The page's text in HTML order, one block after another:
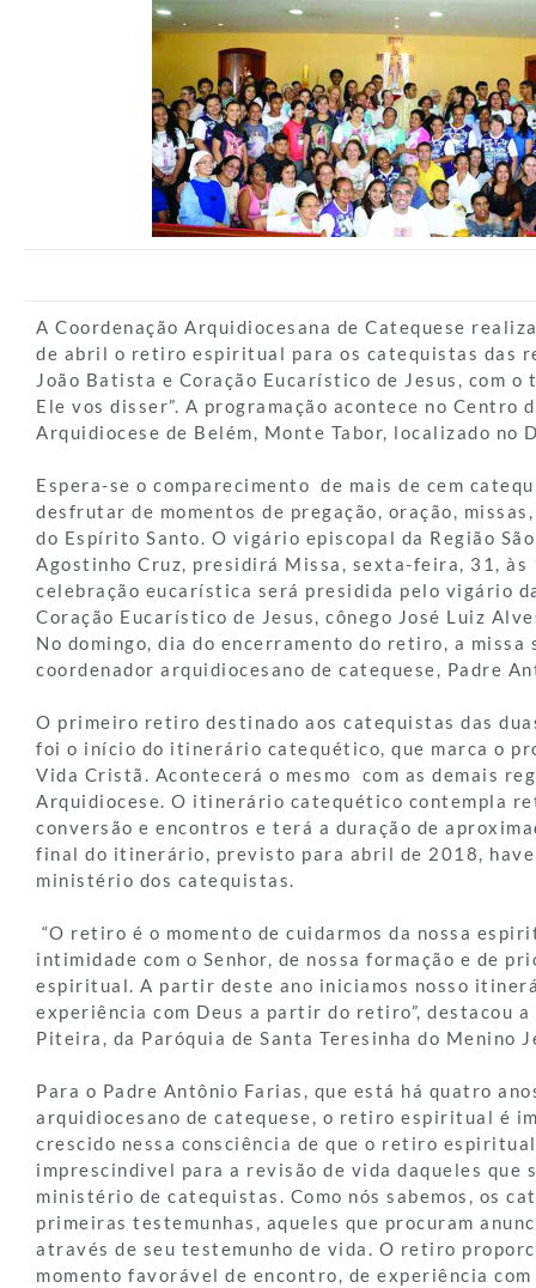
A Coordenação Arquidiocesana de Catequese
de abril o retiro espiritual para os catequistas das
João Batista e Coração Eucarístico de Jesus, com o
Ele vos disser”. A programação acontece no Centro
Arquidiocese de Belém, Monte Tabor, localizado no
Espera-se o comparecimento de mais de cem
desfrutar de momentos de pregação, oração,
do Espírito Santo. O vigário episcopal da Região
Agostinho Cruz, presidirá Missa, sexta-feira, 31, às
celebração eucarística será presidida pelo vigário
Coração Eucarístico de Jesus, cônego José Luiz
No domingo, dia do encerramento do retiro, a missa
coordenador arquidiocesano de catequese, Padre
O primeiro retiro destinado aos catequistas das
foi o início do itinerário catequético, que marca o
Vida Cristã. Acontecerá o mesmo com as demais
Arquidiocese. O itinerário catequético contempla
conversão e encontros e terá a duração de
final do itinerário, previsto para abril de 2018,
ministério dos catequistas.
“O retiro é o momento de cuidarmos da nossa
intimidade com o Senhor, de nossa formação e de
espiritual. A partir deste ano iniciamos nosso
experiência com Deus a partir do retiro”, destacou
Piteira, da Paróquia de Santa Teresinha do Menino
Para o Padre Antônio Farias, que está há quatro
arquidiocesano de catequese, o retiro espiritual é
crescido nessa consciência de que o retiro
imprescindivel para a revisão de vida daqueles que
ministério de catequistas. Como nós sabemos, os
primeiras testemunhas, aqueles que procuram
através de seu testemunho de vida. O retiro
momento favorável de encontro, de experiência com